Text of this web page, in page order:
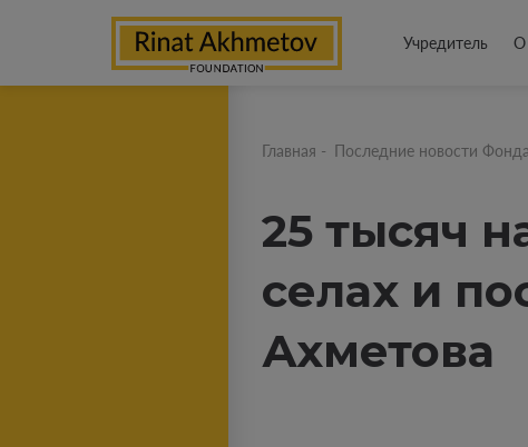
Учредитель О
Главная - Последние новости Фонда
25 тысяч
селах и
Ахметова